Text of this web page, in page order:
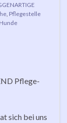
Pflegestelle
Pflege-
sich bei uns